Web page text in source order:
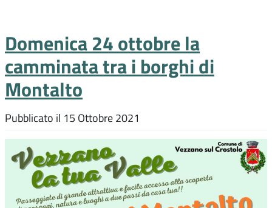
Domenica 24 ottobre la
camminata tra i borghi di
Montalto
Pubblicato il 15 Ottobre 2021